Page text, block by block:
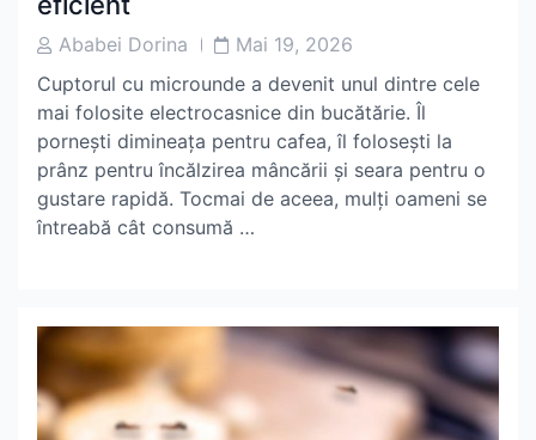
PostAbabei Dorina
PostMai 19, 2026
Cuptorul cu microunde a devenit unul dintre cele
mai folosite electrocasnice din bucătărie. Îl
pornești dimineața pentru cafea, îl folosești la
prânz pentru încălzirea mâncării și seara pentru o
gustare rapidă. Tocmai de aceea, mulți oameni se
întreabă cât consumă …